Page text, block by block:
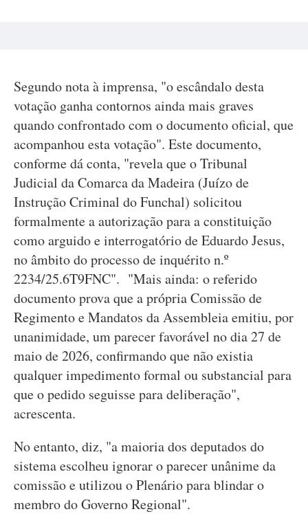
Segundo nota à imprensa, "o escândalo desta
votação ganha contornos ainda mais graves
quando confrontado com o documento oficial, que
acompanhou esta votação". Este documento,
conforme dá conta, "revela que o Tribunal
Judicial da Comarca da Madeira (Juízo de
Instrução Criminal do Funchal) solicitou
formalmente a autorização para a constituição
como arguido e interrogatório de Eduardo Jesus,
no âmbito do processo de inquérito n.º
2234/25.6T9FNC". "Mais ainda: o referido
documento prova que a própria Comissão de
Regimento e Mandatos da Assembleia emitiu, por
unanimidade, um parecer favorável no dia 27 de
maio de 2026, confirmando que não existia
qualquer impedimento formal ou substancial para
que o pedido seguisse para deliberação",
acrescenta.
No entanto, diz, "a maioria dos deputados do
sistema escolheu ignorar o parecer unânime da
comissão e utilizou o Plenário para blindar o
membro do Governo Regional".